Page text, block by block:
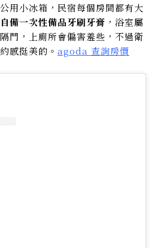
用小冰箱，民宿每個房間都有大
自備一次性備品牙刷牙膏 ，浴室屬
門，上廁所會偏害羞些，不過衛
感挺美的。 agoda 查詢房價